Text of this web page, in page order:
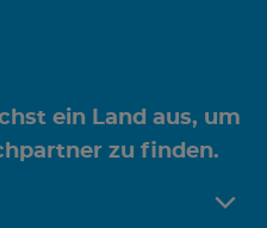
ein Land aus, um
zu finden.